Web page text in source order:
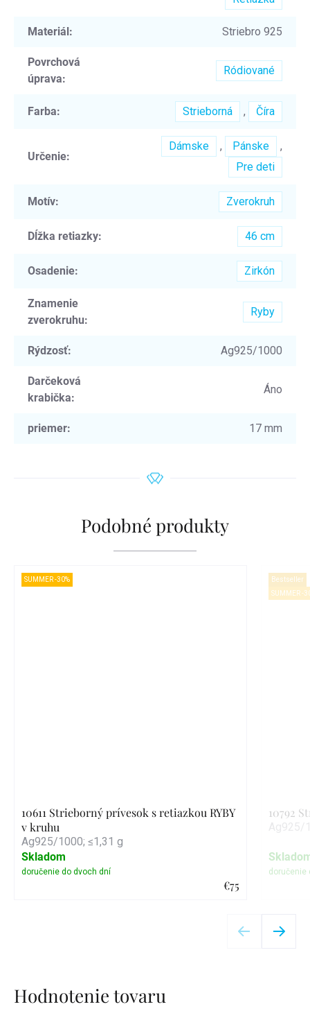
Materiál : Striebro 925
Povrchová
úprava:
Ródiované
Farba: Strieborná , Číra
Určenie:
Dámske , Pánske
,
Pre deti
Motív: Zverokruh
Dĺžka retiazky: 46 cm
Osadenie: Zirkón
Znamenie
zverokruhu:
Ryby
Rýdzosť: Ag925/1000
Darčeková
krabička:
Áno
priemer: 17 mm
Podobné produkty
SUMMER -30%
10611 Strieborný prívesok s retiazkou RYBY
v kruhu
Ag925/1000; ≤1,31 g
€75
Skladom
Bestseller
SUMMER -
10792
Hodnotenie tovaru